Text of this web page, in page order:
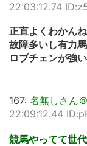
22:03:12.74
正直よくわかん
故障多いし有力
ロブチェンが強
167: 名無しさん
22:09:12.44
競馬やってて世